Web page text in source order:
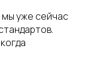
мы уже сейчас